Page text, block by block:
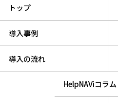
トップ
導入事例
導入の流れ
HelpNAViコラム